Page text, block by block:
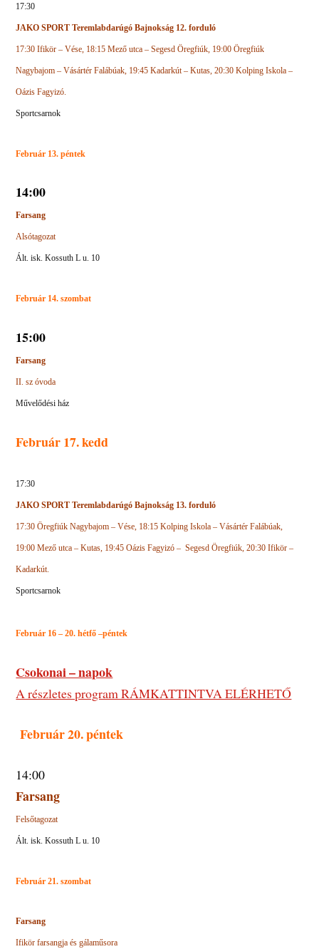
17:30
JAKO SPORT Teremlabdarúgó Bajnokság 12. forduló
17:30 Ifikör – Vése, 18:15 Mező utca – Segesd Öregfiúk, 19:00 Öregfiúk
Nagybajom – Vásártér Falábúak, 19:45 Kadarkút – Kutas, 20:30 Kolping Iskola –
Oázis Fagyizó.
Sportcsarnok
Február 13. péntek
14:00
Farsang
Alsótagozat
Ált. isk. Kossuth L u. 10
Február 14. szombat
15:00
Farsang
II. sz óvoda
Művelődési ház
Február 17. kedd
17:30
JAKO SPORT Teremlabdarúgó Bajnokság 13. forduló
17:30 Öregfiúk Nagybajom – Vése, 18:15 Kolping Iskola – Vásártér Falábúak,
19:00 Mező utca – Kutas, 19:45 Oázis Fagyizó – Segesd Öregfiúk, 20:30 Ifikör –
Kadarkút.
Sportcsarnok
Február 16 – 20. hétfő –péntek
Csokonai – napok
A részletes program RÁMKATTINTVA ELÉRHETŐ
Február 20. péntek
14:00
Farsang
Felsőtagozat
Ált. isk. Kossuth L u. 10
Február 21. szombat
Farsang
Ifikör farsangja és gálaműsora